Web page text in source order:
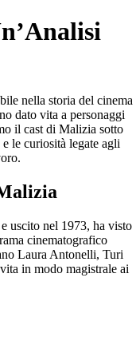
nella storia del cinema
dato vita a personaggi
il cast di Malizia sotto
le curiosità legate agli
uscito nel 1973, ha visto
cinematografico
Laura Antonelli, Turi
in modo magistrale ai